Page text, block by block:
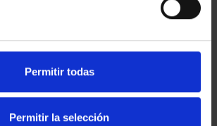
Permitir todas
Permitir la selección